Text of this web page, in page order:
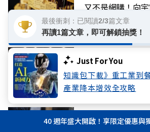
Just For You
知識包下載》重工業到
產業降本增效全攻略
又不是網購！向
貨？心理師解析
法自拔
【黃效文專欄】
或付費，午餐不
城鎮韌性8月演習
40 週年盛大開啟！享限定優惠與
最後衝刺：已閱讀2/3篇文章
再讀1篇文章，即可解鎖抽獎！